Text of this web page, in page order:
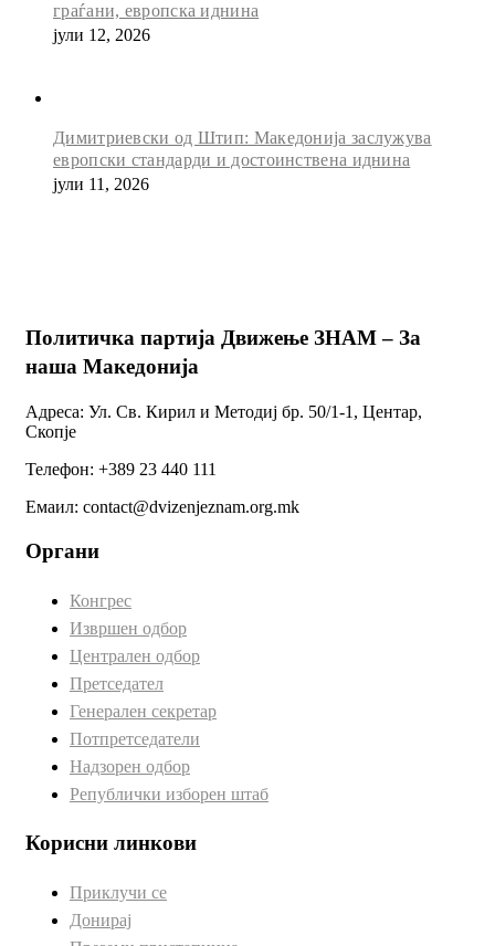
граѓани, европска иднина
јули 12, 2026
Димитриевски од Штип: Македонија заслужува
европски стандарди и достоинствена иднина
јули 11, 2026
Политичка партија Движење ЗНАМ – За
наша Македонија
Адреса: Ул. Св. Кирил и Методиј бр. 50/1-1, Центар,
Скопје
Телефон: +389 23 440 111
Емаил: contact@dvizenjeznam.org.mk
Органи
Конгрес
Извршен одбор
Централен одбор
Претседател
Генерален секретар
Потпретседатели
Надзорен одбор
Републички изборен штаб
Корисни линкови
Приклучи се
Донирај